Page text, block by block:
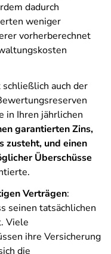
dadurch
weniger
vorherberechnet
auch der
in Ihren jährlichen
garantierten Zins,
zusteht, und einen
Überschüsse
Verträgen:
seinen tatsächlichen
Viele
ihre Versicherung
die